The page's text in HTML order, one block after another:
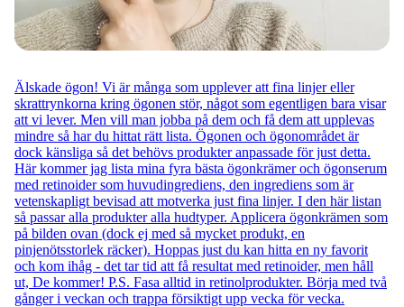
Älskade ögon! Vi är många som upplever att fina linjer eller
skrattrynkorna kring ögonen stör, något som egentligen bara visar
att vi lever. Men vill man jobba på dem och få dem att upplevas
mindre så har du hittat rätt lista. Ögonen och ögonområdet är
dock känsliga så det behövs produkter anpassade för just detta.
Här kommer jag lista mina fyra bästa ögonkrämer och ögonserum
med retinoider som huvudingrediens, den ingrediens som är
vetenskapligt bevisad att motverka just fina linjer. I den här listan
så passar alla produkter alla hudtyper. Applicera ögonkrämen som
på bilden ovan (dock ej med så mycket produkt, en
pinjenötsstorlek räcker). Hoppas just du kan hitta en ny favorit
och kom ihåg - det tar tid att få resultat med retinoider, men håll
ut, De kommer! P.S. Fasa alltid in retinolprodukter. Börja med två
gånger i veckan och trappa försiktigt upp vecka för vecka.